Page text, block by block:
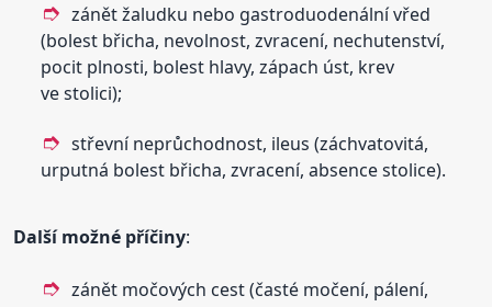
zánět žaludku nebo gastroduodenální vřed
(bolest břicha, nevolnost, zvracení, nechutenství,
pocit plnosti, bolest hlavy, zápach úst, krev
ve stolici);
střevní neprůchodnost, ileus (záchvatovitá,
urputná bolest břicha, zvracení, absence stolice).
Další možné příčiny:
zánět močových cest (časté močení, pálení,